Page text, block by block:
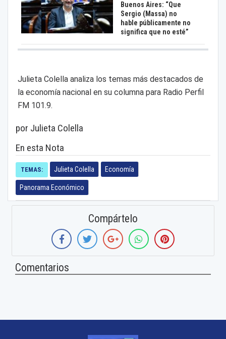
Buenos Aires: “Que
Sergio (Massa) no
hable públicamente no
significa que no esté”
Julieta Colella analiza los temas más destacados de
la economía nacional en su columna para Radio Perfil
FM 101.9.
por Julieta Colella
En esta Nota
TEMAS: Julieta Colella Economía
Panorama Económico
Compártelo
Comentarios